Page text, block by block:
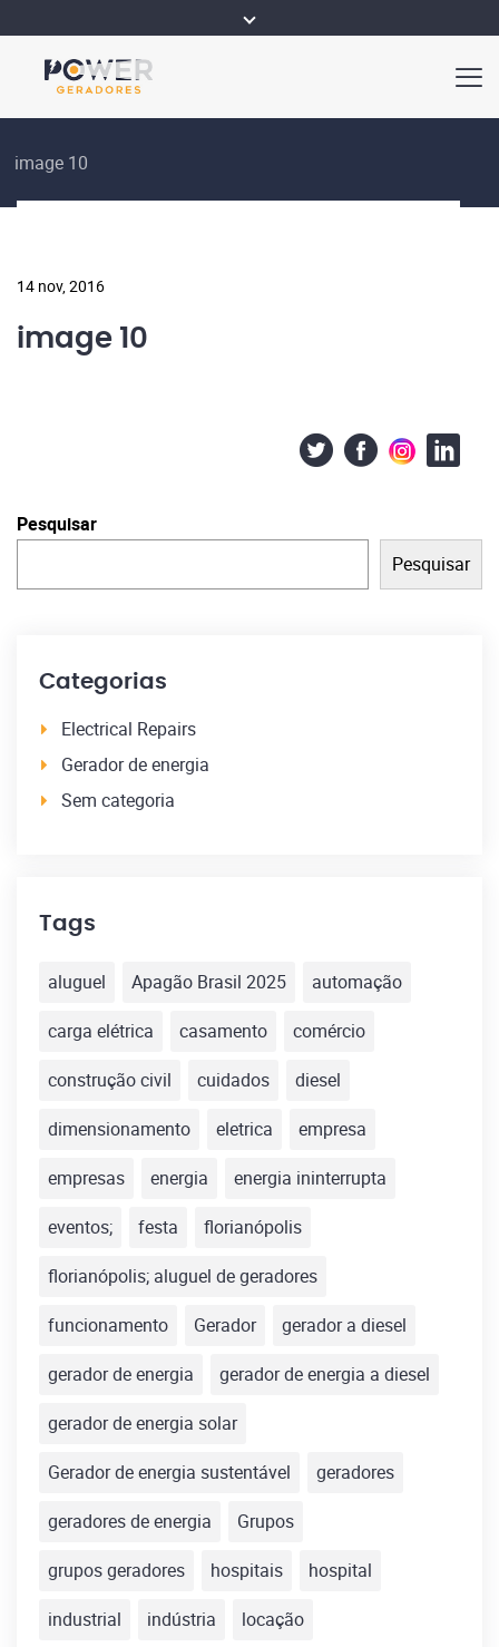
image 10
14 nov, 2016
image 10
Pesquisar
Pesquisar
Categorias
Electrical Repairs
Gerador de energia
Sem categoria
Tags
aluguel Apagão Brasil 2025
automação
carga elétrica
casamento
comércio
construção civil
cuidados
diesel
dimensionamento
eletrica
empresa
empresas
energia
energia ininterrupta
eventos;
festa
florianópolis
florianópolis; aluguel de geradores
funcionamento
Gerador
gerador a diesel
gerador de energia
gerador de energia a diesel
gerador de energia solar
Gerador de energia sustentável
geradores
geradores de energia
Grupos
grupos geradores
hospitais
hospital
industrial
indústria
locação